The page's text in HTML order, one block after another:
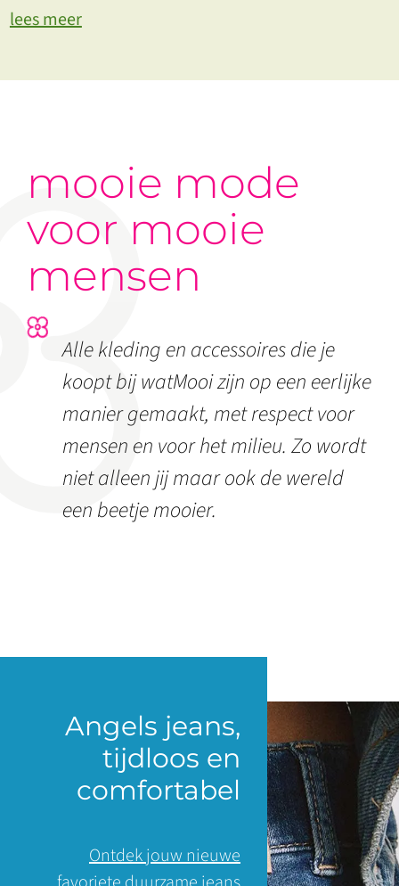
lees meer
mooie mode
voor mooie
mensen
Alle kleding en accessoires die je
koopt bij watMooi zijn op een eerlijke
manier gemaakt, met respect voor
mensen en voor het milieu. Zo wordt
niet alleen jij maar ook de wereld
een beetje mooier.
Angels jeans,
tijdloos en
comfortabel
Ontdek jouw nieuwe